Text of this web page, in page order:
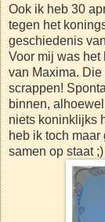
Ook ik heb 30
tegen het
geschiedenis
Voor mij was
van Maxima.
scrappen!
binnen,
niets koninklijks
heb ik toch
samen op staat ;)